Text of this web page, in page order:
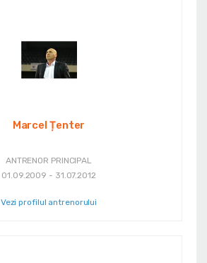
Marcel Țenter
ANTRENOR PRINCIPAL
01.09.2009 - 31.07.2012
Vezi profilul antrenorului